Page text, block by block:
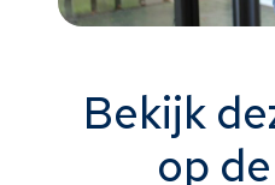
Bekijk
op